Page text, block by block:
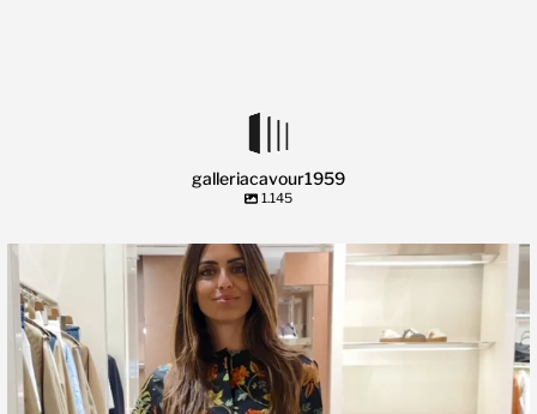
galleriacavour1959
1.145
🍃 Entriamo da Dev in @galleriacavour1959 a...
39 2